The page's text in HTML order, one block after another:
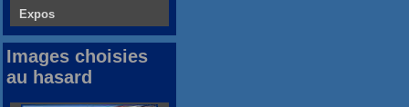
Expos
Images choisies
au hasard